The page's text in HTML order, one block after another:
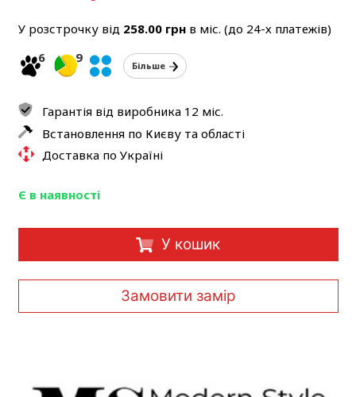
У розстрочку від 258.00грнв міс. (до 24-х платежів)
6
9
Більше
Гарантія від виробника 12 міс.
Встановлення по Києву та області
Доставка по Україні
Є в наявності
У кошик
Замовити замір